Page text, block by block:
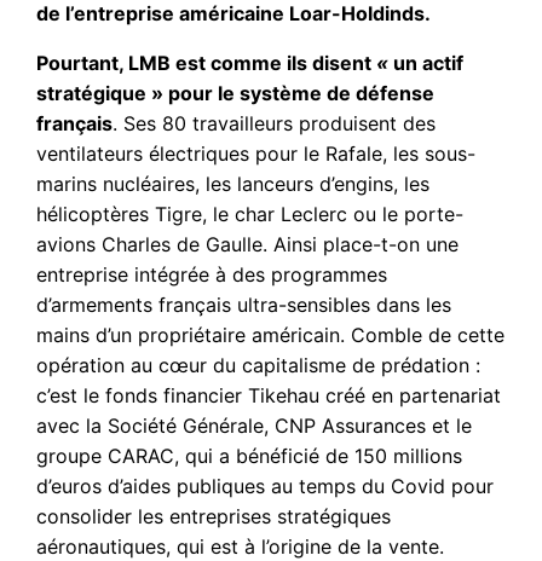
de l’entreprise américaine Loar-Holdinds.
Pourtant, LMB est comme ils disent « un actif
stratégique » pour le système de défense
français. Ses 80 travailleurs produisent des
ventilateurs électriques pour le Rafale, les sous-
marins nucléaires, les lanceurs d’engins, les
hélicoptères Tigre, le char Leclerc ou le porte-
avions Charles de Gaulle. Ainsi place-t-on une
entreprise intégrée à des programmes
d’armements français ultra-sensibles dans les
mains d’un propriétaire américain. Comble de cette
opération au cœur du capitalisme de prédation :
c’est le fonds financier Tikehau créé en partenariat
avec la Société Générale, CNP Assurances et le
groupe CARAC, qui a bénéficié de 150 millions
d’euros d’aides publiques au temps du Covid pour
consolider les entreprises stratégiques
aéronautiques, qui est à l’origine de la vente.